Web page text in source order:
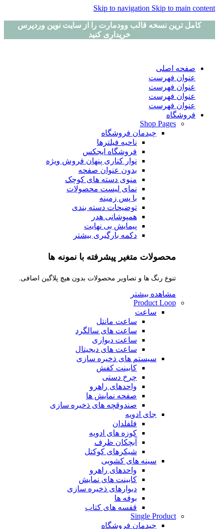
Skip to navigation Skip to main content
کامل ترین نسخه قالب وودمارت را از سایت نوین وردپرس
خریداری کنید
صفحه اصلی
عنوان فهرست
عنوان فهرست
عنوان فهرست
عنوان فهرست
فروشگاه
Shop Pages
چیدمان فروشگاه
ناحیه فیلترها
فروشگاه ایجکس
نوار کناری پنهان فروش ویژه
بدون عنوان صفحه
منوی دسته های کوچک
نمای لیست محصولات
با پس زمینه
توضیحات دسته بندی
همپوشانی هدر
پیمایش بی نهایت
دکمه بارگیری بیشتر
محصولات متغیر پیشرفته با نمونه ها
تنوع رنگ ها و تصاویر محصولات بدون هیچ پلاگین اضافی.
مشاهده بیشتر
Product Loop
ساعت
ساعت مانتل
ساعت های سالگرد
ساعت دیواری
ساعت های دیجیتال
سیستم های ذخیره سازی
کابینت کفش
چرخ دستی
واحدهای راهرو
صفحه نمایش ها
صندوقچه های ذخیره سازی
جای ادویه
فلفلدان
کوزه های ادویه
آبچکان ظرف
شیکرهای کوکتل
سینه های کشویی
واحدهای راهرو
کابینت های نمایش
دیوارهای ذخیره سازی
بوفه ها
قفسه های کتاب
Single Product
چیدمان فروشگاه